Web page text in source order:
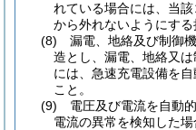
れている場合には、当
から外れないようにする
(8)
漏電、地絡及び制御
造とし、漏電、地絡又
には、急速充電設備を
こと。
(9)
電圧及び電流を自動
電流の異常を検知した